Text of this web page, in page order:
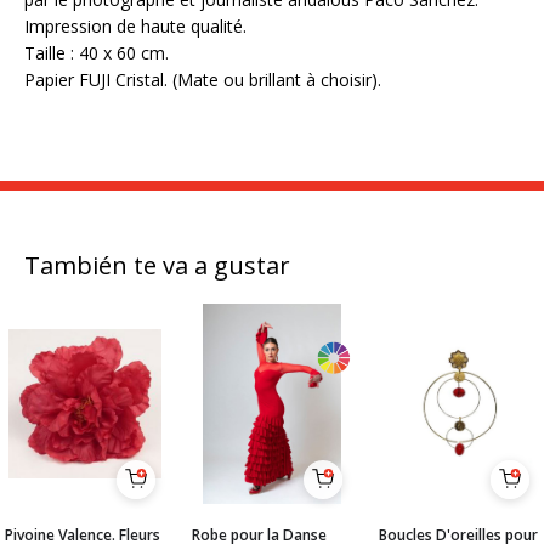
Impression de haute qualité.
Taille : 40 x 60 cm.
Papier FUJI Cristal. (Mate ou brillant à choisir).
También te va a gustar
Pivoine Valence. Fleurs
Robe pour la Danse
Boucles D'oreilles pour